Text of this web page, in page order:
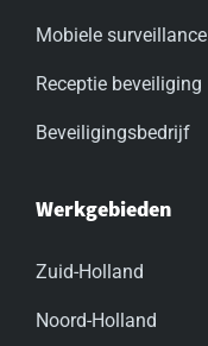
Mobiele surveillance
Receptie beveiliging
Beveiligingsbedrijf
Werkgebieden
Zuid-Holland
Noord-Holland